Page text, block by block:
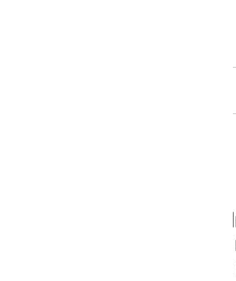
Los malagueños
ahorrar todos sus
11 años para